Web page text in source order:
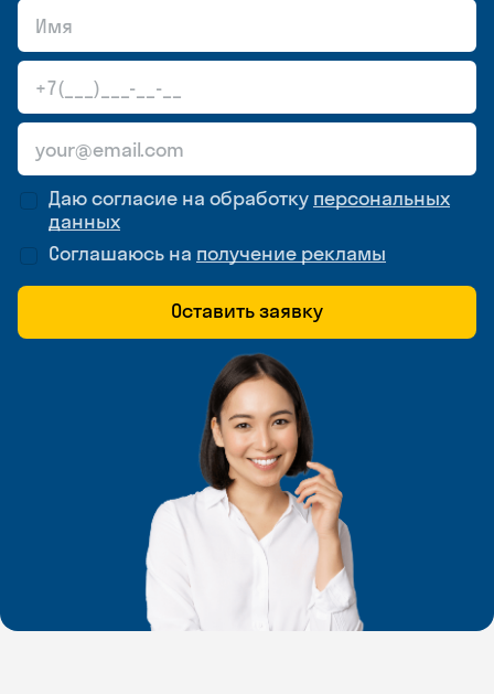
Даю согласие на обработку персональных
данных
Соглашаюсь на получение рекламы
Оставить заявку